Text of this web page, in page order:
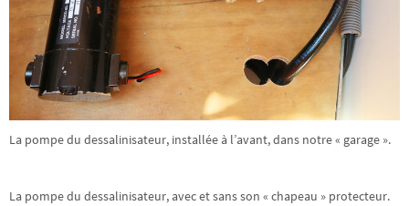
La pompe du dessalinisateur, installée à l’avant, dans notre « garage ».
La pompe du dessalinisateur, avec et sans son « chapeau » protecteur.